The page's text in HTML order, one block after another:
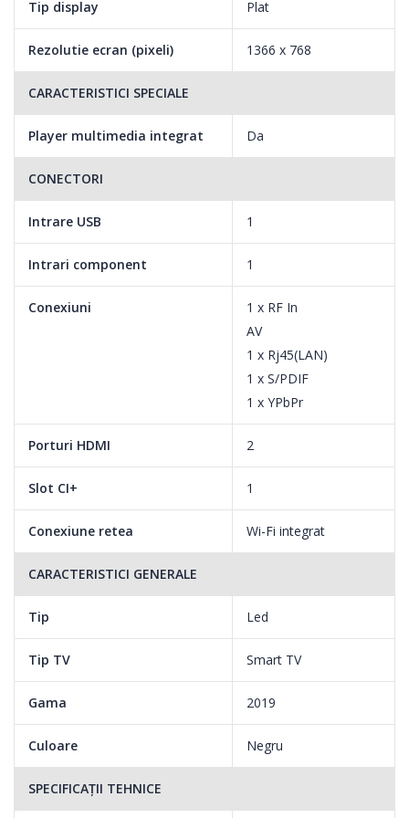
Ultra Clean View
Clean View iti ofera imagini de calitate superioara cu o
care ofera detalii la fel de clare ca si cele reale. Obtine o
experienta de vizionare mai colorata.
Tip display Plat
Rezolutie ecran (pixeli) 1366 x 768
CARACTERISTICI SPECIALE
Player multimedia integrat Da
CONECTORI
Intrare USB 1
Intrari component 1
Conexiuni
1 x RF In
AV
1 x Rj45(LAN)
1 x S/PDIF
1 x YPbPr
Porturi HDMI 2
Slot CI+ 1
Conexiune retea Wi-Fi integrat
CARACTERISTICI GENERALE
Tip Led
Tip TV Smart TV
Gama 2019
Culoare Negru
SPECIFICAȚII TEHNICE